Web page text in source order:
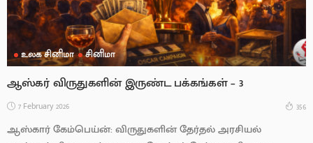
உலக சினிமா சினிமா
ஆஸ்கர் விருதுகளின் இருண்ட பக்கங்கள் – 3
7 February 2026 356
ஆஸ்கார் கேம்பெய்ன்: விருதுகளின் தேர்தல் அரசியல்